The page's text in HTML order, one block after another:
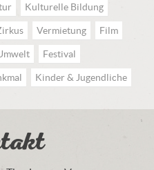
Kulturelle Bildung
Vermietung Film
Festival
Kinder & Jugendliche